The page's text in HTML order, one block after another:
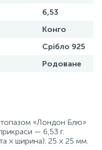
6,53
Конго
Срібло 925
Родоване
топазом «Лондон Блю»
— 6,53 г.
× ширина): 25 × 25 мм.